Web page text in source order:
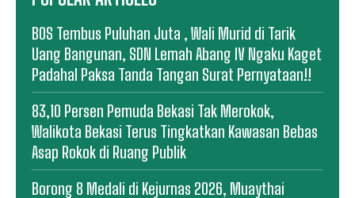
BOS Tembus Puluhan Juta , Wali Murid di Tarik
Uang Bangunan, SDN Lemah Abang IV Ngaku Kaget
Padahal Paksa Tanda Tangan Surat Pernyataan!!
83,10 Persen Pemuda Bekasi Tak Merokok,
Walikota Bekasi Terus Tingkatkan Kawasan Bebas
Asap Rokok di Ruang Publik
Borong 8 Medali di Kejurnas 2026, Muaythai